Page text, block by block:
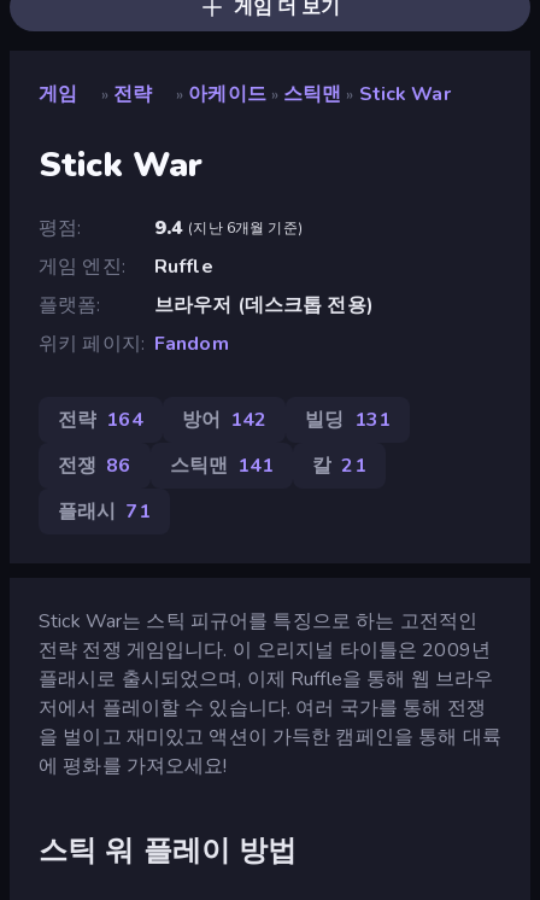
게임 더 보기
게임 » 전략 » 아케이드 » 스틱맨 » Stick War
Stick War
평점 9.4 (지난 6개월 기준)
게임 엔진
Ruffle
플랫폼
브라우저 (데스크톱 전용)
위키 페이지
Fandom
전략 164 방어 142 빌딩 131
전쟁 86 스틱맨 141 칼 21
플래시 71
Stick War는 스틱 피규어를 특징으로 하는 고전적인
전략 전쟁 게임입니다. 이 오리지널 타이틀은 2009년
플래시로 출시되었으며, 이제 Ruffle을 통해 웹 브라우
저에서 플레이할 수 있습니다. 여러 국가를 통해 전쟁
을 벌이고 재미있고 액션이 가득한 캠페인을 통해 대륙
에 평화를 가져오세요!
스틱 워 플레이 방법